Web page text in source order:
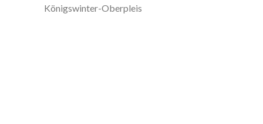
Königswinter-Oberpleis